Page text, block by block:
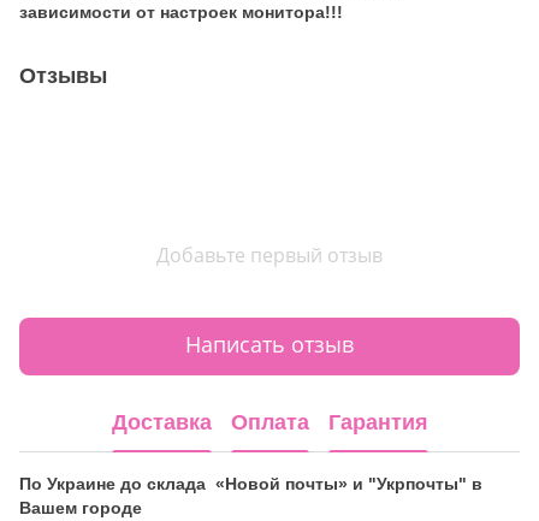
зависимости от настроек монитора!!!
Отзывы
Добавьте первый отзыв
Написать отзыв
Доставка Оплата Гарантия
По Украине до склада «Новой почты» и "Укрпочты" в
Вашем городе